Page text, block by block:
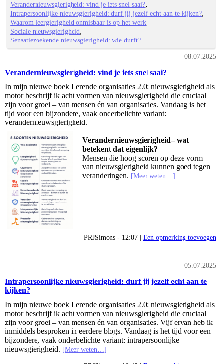
Verandernieuwsgierigheid: vind je iets snel saai?
Intrapersoonlijke nieuwsgierigheid: durf jij jezelf echt aan te kijken?
Waarom leergierigheid onmisbaar is op het werk
Sociale nieuwsgierigheid
Sensatiezoekende nieuwsgierigheid: wie durft?
08.07.2025
Verandernieuwsgierigheid: vind je iets snel saai?
In mijn nieuwe boek Lerende organisaties 2.0: nieuwsgierigheid als
motor beschrijf ik acht vormen van nieuwsgierigheid die cruciaal
zijn voor groei – van mensen én van organisaties. Vandaag is het
tijd voor een bijzondere, vaak onderbelichte variant:
verandernieuwsgierigheid.
Verandernieuwsgierigheid– wat
betekent dat eigenlijk?
Mensen die hoog scoren op deze vorm
van nieuwsgierigheid kunnen goed tegen
veranderingen. [Meer weten…]
PRJSimons - 12:07 | Een opmerking toevoegen
05.07.2025
Intrapersoonlijke nieuwsgierigheid: durf jij jezelf echt aan te
kijken?
In mijn nieuwe boek Lerende organisaties 2.0: nieuwsgierigheid als
motor beschrijf ik acht vormen van nieuwsgierigheid die cruciaal
zijn voor groei – van mensen én van organisaties. Vijf ervan heb ik
inmiddels besproken in eerdere blogs. Vandaag is het tijd voor een
bijzondere, vaak onderbelichte variant: intrapersoonlijke
nieuwsgierigheid. [Meer weten…]